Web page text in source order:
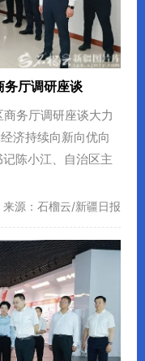
务厅调研座谈
务厅调研座谈大力
济持续向新向优向
陈小江、自治区主
来源：石榴云/新疆日报